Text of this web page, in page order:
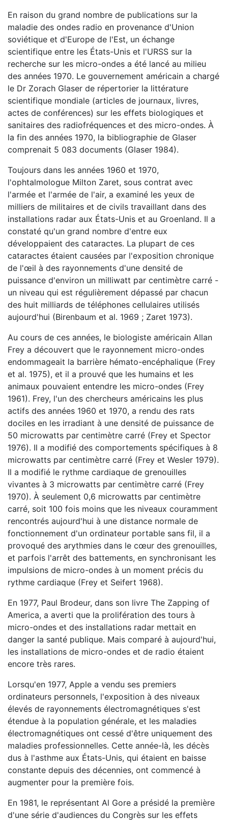
En raison du grand nombre de publications sur la
maladie des ondes radio en provenance d'Union
soviétique et d'Europe de l'Est, un échange
scientifique entre les États-Unis et l'URSS sur la
recherche sur les micro-ondes a été lancé au milieu
des années 1970. Le gouvernement américain a chargé
le Dr Zorach Glaser de répertorier la littérature
scientifique mondiale (articles de journaux, livres,
actes de conférences) sur les effets biologiques et
sanitaires des radiofréquences et des micro-ondes. À
la fin des années 1970, la bibliographie de Glaser
comprenait 5 083 documents (Glaser 1984).
Toujours dans les années 1960 et 1970,
l'ophtalmologue Milton Zaret, sous contrat avec
l'armée et l'armée de l'air, a examiné les yeux de
milliers de militaires et de civils travaillant dans des
installations radar aux États-Unis et au Groenland. Il a
constaté qu'un grand nombre d'entre eux
développaient des cataractes. La plupart de ces
cataractes étaient causées par l'exposition chronique
de l'œil à des rayonnements d'une densité de
puissance d'environ un milliwatt par centimètre carré -
un niveau qui est régulièrement dépassé par chacun
des huit milliards de téléphones cellulaires utilisés
aujourd'hui (Birenbaum et al. 1969 ; Zaret 1973).
Au cours de ces années, le biologiste américain Allan
Frey a découvert que le rayonnement micro-ondes
endommageait la barrière hémato-encéphalique (Frey
et al. 1975), et il a prouvé que les humains et les
animaux pouvaient entendre les micro-ondes (Frey
1961). Frey, l'un des chercheurs américains les plus
actifs des années 1960 et 1970, a rendu des rats
dociles en les irradiant à une densité de puissance de
50 microwatts par centimètre carré (Frey et Spector
1976). Il a modifié des comportements spécifiques à 8
microwatts par centimètre carré (Frey et Wesler 1979).
Il a modifié le rythme cardiaque de grenouilles
vivantes à 3 microwatts par centimètre carré (Frey
1970). À seulement 0,6 microwatts par centimètre
carré, soit 100 fois moins que les niveaux couramment
rencontrés aujourd'hui à une distance normale de
fonctionnement d'un ordinateur portable sans fil, il a
provoqué des arythmies dans le cœur des grenouilles,
et parfois l'arrêt des battements, en synchronisant les
impulsions de micro-ondes à un moment précis du
rythme cardiaque (Frey et Seifert 1968).
En 1977, Paul Brodeur, dans son livre The Zapping of
America, a averti que la prolifération des tours à
micro-ondes et des installations radar mettait en
danger la santé publique. Mais comparé à aujourd'hui,
les installations de micro-ondes et de radio étaient
encore très rares.
Lorsqu'en 1977, Apple a vendu ses premiers
ordinateurs personnels, l'exposition à des niveaux
élevés de rayonnements électromagnétiques s'est
étendue à la population générale, et les maladies
électromagnétiques ont cessé d'être uniquement des
maladies professionnelles. Cette année-là, les décès
dus à l'asthme aux États-Unis, qui étaient en baisse
constante depuis des décennies, ont commencé à
augmenter pour la première fois.
En 1981, le représentant Al Gore a présidé la première
d'une série d'audiences du Congrès sur les effets